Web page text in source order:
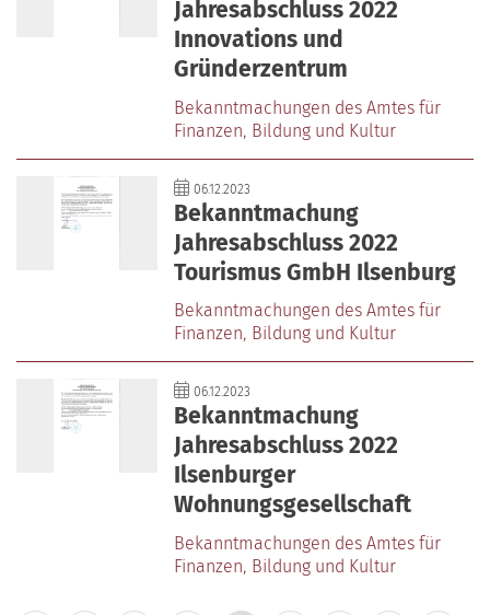
Jahresabschluss 2022
Innovations und
Gründerzentrum
Bekanntmachungen des Amtes für
Finanzen‚ Bildung und Kultur
06.12.2023
Bekanntmachung
Jahresabschluss 2022
Tourismus GmbH Ilsenburg
Bekanntmachungen des Amtes für
Finanzen‚ Bildung und Kultur
06.12.2023
Bekanntmachung
Jahresabschluss 2022
Ilsenburger
Wohnungsgesellschaft
Bekanntmachungen des Amtes für
Finanzen‚ Bildung und Kultur